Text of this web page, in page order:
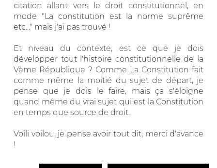
citation allant vers le droit constitutionnel, en
mode "La constitution est la norme suprême
etc..." mais j'ai pas trouvé !
Et niveau du contexte, est ce que je dois
développer tout l'histoire constitutionnelle de la
Vème République ? Comme La Constitution fait
comme même la moitié du sujet de départ, je
pense que je dois le faire, mais ça s'éloigne
quand même du vrai sujet qui est la Constitution
en temps que source de droit.
Voili voilou, je pense avoir tout dit, merci d'avance
!